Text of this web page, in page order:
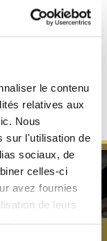
le contenu
relatives aux
Nous
sur l'utilisation de
sociaux, de
celles-ci
avez fournies
de leurs
si vous
d'affiner
de navigation